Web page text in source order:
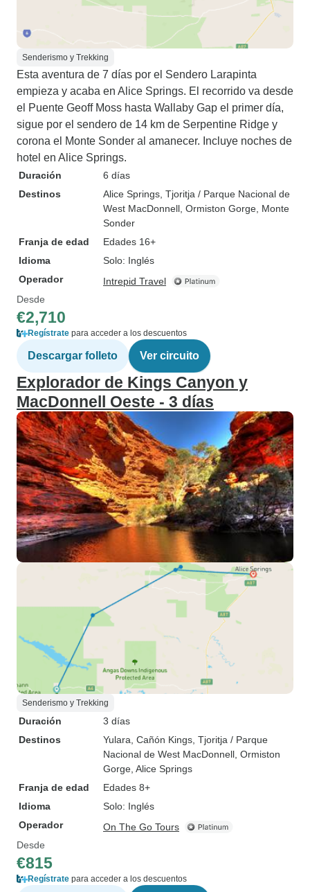
Senderismo y Trekking
Esta aventura de 7 días por el Sendero Larapinta
empieza y acaba en Alice Springs. El recorrido va desde
el Puente Geoff Moss hasta Wallaby Gap el primer día,
sigue por el sendero de 14 km de Serpentine Ridge y
corona el Monte Sonder al amanecer. Incluye noches de
hotel en Alice Springs.
Duración
6 días
Destinos
Alice Springs , Tjoritja / Parque Nacional de
West MacDonnell , Ormiston Gorge , Monte
Sonder
Franja de edad
Edades 16+
Idioma
Solo: Inglés
Operador
Intrepid Travel
Desde
€2,710
Regístrate para acceder a los descuentos
Descargar folleto Ver circuito
Explorador de Kings Canyon y
MacDonnell Oeste - 3 días
Senderismo y Trekking
Duración
3 días
Destinos
Yulara , Cañón Kings , Tjoritja / Parque
Nacional de West MacDonnell , Ormiston
Gorge , Alice Springs
Franja de edad
Edades 8+
Idioma
Solo: Inglés
Operador
On The Go Tours
Desde
€815
Regístrate para acceder a los descuentos